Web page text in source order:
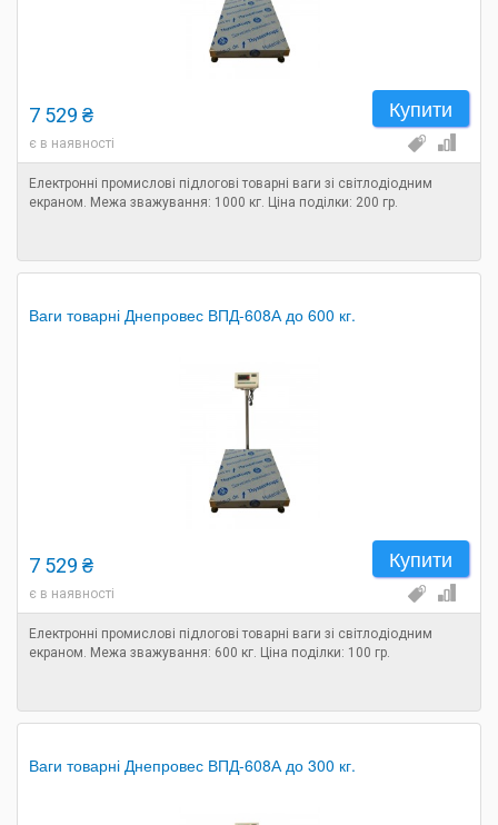
Купити
7 529 ₴
є в наявності
Електронні промислові підлогові товарні ваги зі світлодіодним
екраном. Межа зважування: 1000 кг. Ціна поділки: 200 гр.
Ваги товарні Днепровес ВПД-608А до 600 кг.
Купити
7 529 ₴
є в наявності
Електронні промислові підлогові товарні ваги зі світлодіодним
екраном. Межа зважування: 600 кг. Ціна поділки: 100 гр.
Ваги товарні Днепровес ВПД-608А до 300 кг.